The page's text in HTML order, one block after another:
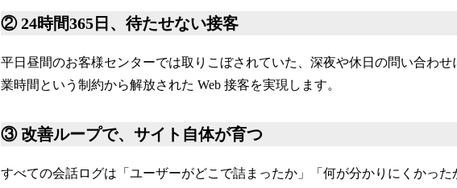
② 24時間365日、待たせない接客
平日昼間のお客様センターでは取りこぼされていた、深夜や休日の問い合わ
業時間という制約から解放された Web 接客を実現します。
③ 改善ループで、サイト自体が育つ
すべての会話ログは「ユーザーがどこで詰まったか」「何が分かりにくかっ